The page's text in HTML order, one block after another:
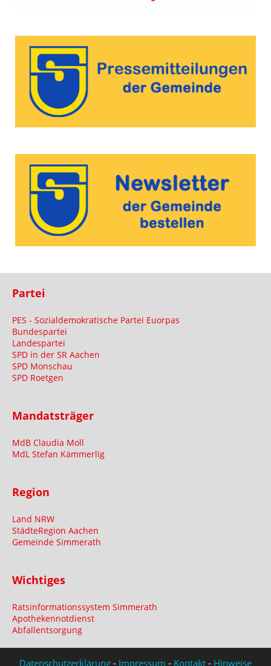
Partei
PES - Sozialdemokratische Partei Euorpas
Bundespartei
Landespartei
SPD in der SR Aachen
SPD Monschau
SPD Roetgen
Mandatsträger
MdB Claudia Moll
MdL Stefan Kämmerlig
Region
Land NRW
StädteRegion Aachen
Gemeinde Simmerath
Wichtiges
Ratsinformationssystem Simmerath
Apothekennotdienst
Abfallentsorgung
Datenschutzerklärung - Impressum - Kontakt - Hinweise